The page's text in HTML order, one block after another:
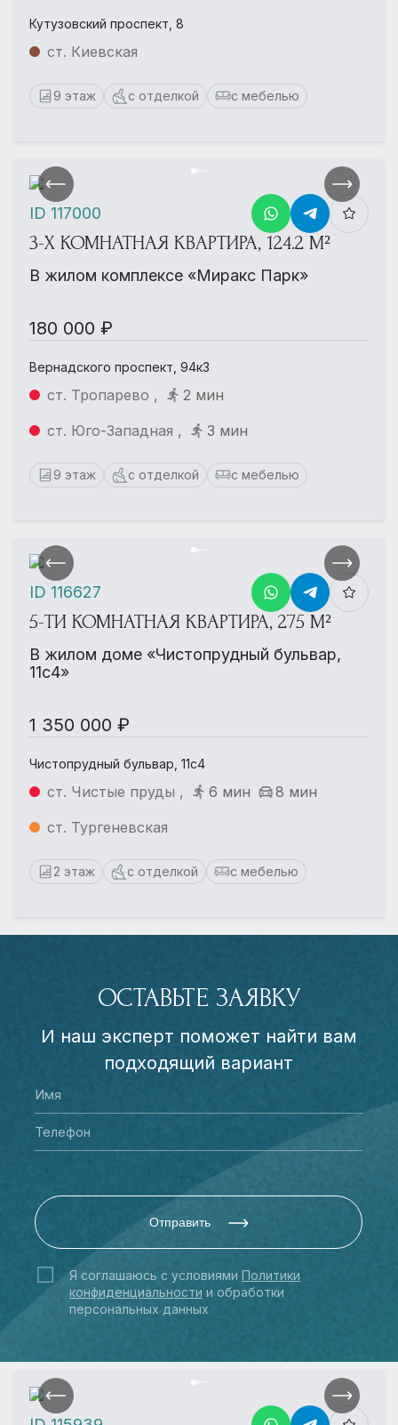
Кутузовский проспект, 8
ст. Киевская
9 этаж с отделкой с мебелью
3-Х КОМНАТНАЯ КВАРТИРА, 124.2 М²
В жилом комплексе «Миракс Парк»
180 000 ₽
Вернадского проспект, 94к3
ст. Тропарево ,
2 мин
ст. Юго-Западная ,
3 мин
9 этаж с отделкой с мебелью
ID 117000
5-ТИ КОМНАТНАЯ КВАРТИРА, 275 М²
В жилом доме «Чистопрудный бульвар,
11с4»
1 350 000 ₽
Чистопрудный бульвар, 11с4
ст. Чистые пруды , 6 мин
8 мин
ст. Тургеневская
2 этаж с отделкой с мебелью
ID 116627
ОСТАВЬТЕ ЗАЯВКУ
И наш эксперт поможет найти вам
подходящий вариант
Я соглашаюсь с условиями Политики
конфиденциальности и обработки
персональных данных
Отправить